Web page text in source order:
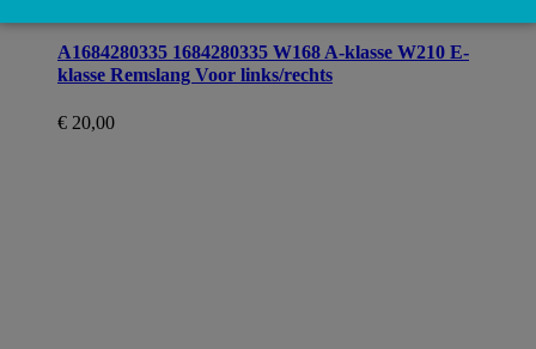
A1684280335 1684280335 W168 A-klasse W210 E-
klasse Remslang Voor links/rechts
€ 20,00